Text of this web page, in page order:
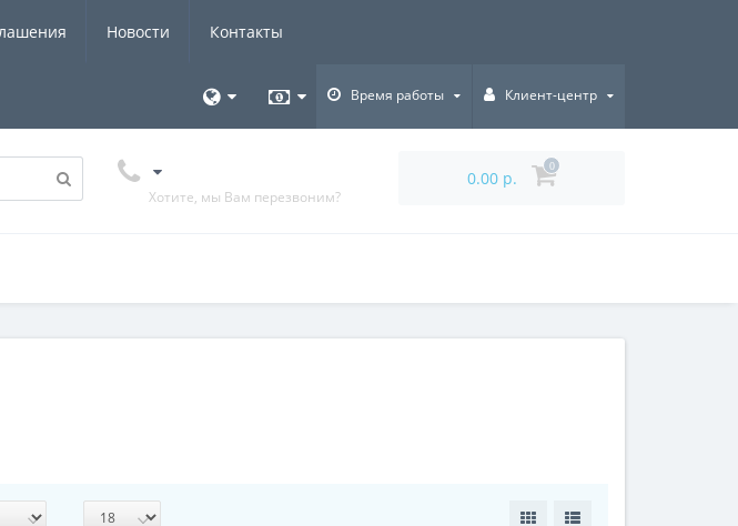
Новости Контакты
Время работы Клиент-центр
Хотите, мы Вам перезвоним?
0.00 р.
0